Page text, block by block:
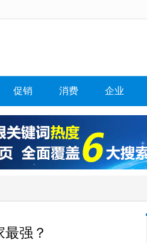
促销 消费 企业
强？